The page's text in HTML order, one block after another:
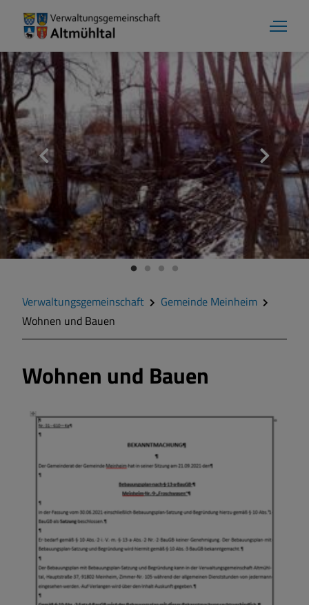
Aktuelles
Verwaltungsgemeinschaft
Gemeinde Alesheim
Markt Markt Berolzheim
Gemeinde Meinheim
Verwaltungsgemeinschaft
Gemeinde Meinheim
Wohnen und Bauen
Wohnen und Bauen